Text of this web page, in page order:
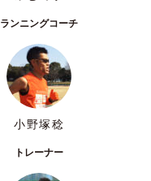
ランニングコーチ
小野塚稔
トレーナー